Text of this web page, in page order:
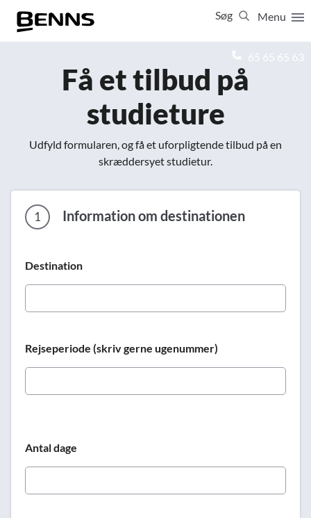
Menu
Søg
65 65 65 63
Få et tilbud på
studieture
Udfyld formularen, og få et uforpligtende tilbud på en
skræddersyet studietur.
1 Information om destinationen
Destination
Rejseperiode (skriv gerne ugenummer)
Antal dage
Luk
Vis resultater for: Alle
Firma- og temarejser
Studierejser